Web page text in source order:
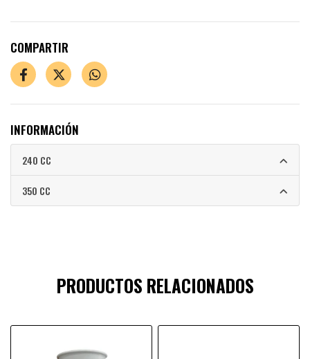
COMPARTIR
INFORMACIÓN
240 CC
350 CC
PRODUCTOS RELACIONADOS